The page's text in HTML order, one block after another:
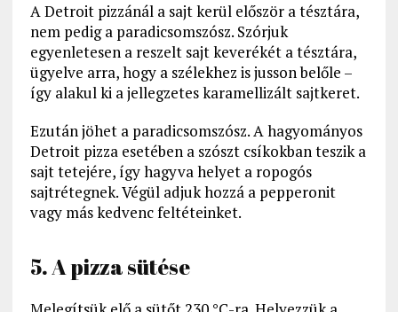
A Detroit pizzánál a sajt kerül először a tésztára,
nem pedig a paradicsomszósz. Szórjuk
egyenletesen a reszelt sajt keverékét a tésztára,
ügyelve arra, hogy a szélekhez is jusson belőle –
így alakul ki a jellegzetes karamellizált sajtkeret.
Ezután jöhet a paradicsomszósz. A hagyományos
Detroit pizza esetében a szószt csíkokban teszik a
sajt tetejére, így hagyva helyet a ropogós
sajtrétegnek. Végül adjuk hozzá a pepperonit
vagy más kedvenc feltéteinket.
5. A pizza sütése